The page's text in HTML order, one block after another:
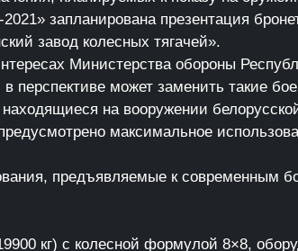
запланирована презентация
завод колесных тягачей».
Министерства обороны
в перспективе может заменить такие
на вооружении
максимальное
предъявляемые к современным
кг) с колесной формулой 8×8,